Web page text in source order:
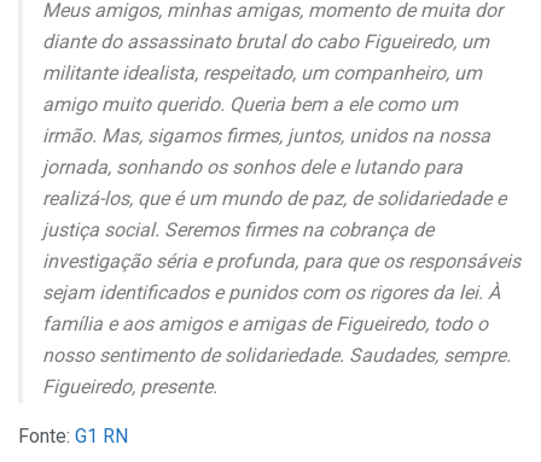
Meus amigos, minhas amigas, momento de muita dor
diante do assassinato brutal do cabo Figueiredo, um
militante idealista, respeitado, um companheiro, um
amigo muito querido. Queria bem a ele como um
irmão. Mas, sigamos firmes, juntos, unidos na nossa
jornada, sonhando os sonhos dele e lutando para
realizá-los, que é um mundo de paz, de solidariedade e
justiça social. Seremos firmes na cobrança de
investigação séria e profunda, para que os responsáveis
sejam identificados e punidos com os rigores da lei. À
família e aos amigos e amigas de Figueiredo, todo o
nosso sentimento de solidariedade. Saudades, sempre.
Figueiredo, presente.
Fonte: G1 RN